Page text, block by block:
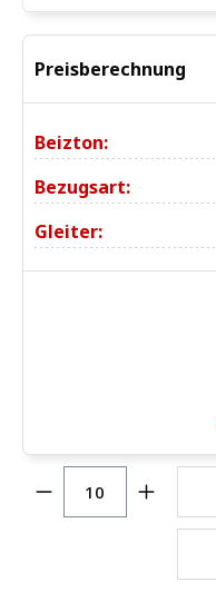
Preisberechnung
Beizton:
Bezugsart:
Gleiter:
Produkt Anzahl: